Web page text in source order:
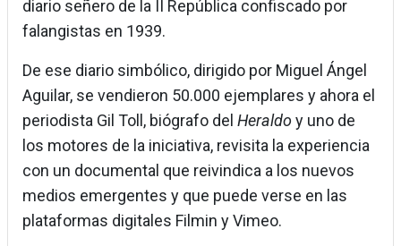
diario señero de la II República confiscado por
falangistas en 1939.
De ese diario simbólico, dirigido por Miguel Ángel
Aguilar, se vendieron 50.000 ejemplares y ahora el
periodista Gil Toll, biógrafo del Heraldoy uno de
los motores de la iniciativa, revisita la experiencia
con un documental que reivindica a los nuevos
medios emergentes y que puede verse en las
plataformas digitales Filmin y Vimeo.